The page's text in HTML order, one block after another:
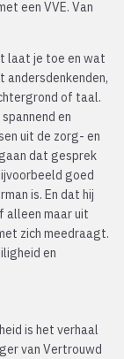
een VVE. Van
laat je toe en wat
andersdenkenden,
of taal.
en
uit de zorg- en
dat gesprek
goed
is. En dat hij
alleen maar uit
zich meedraagt.
en
is het verhaal
van Vertrouwd